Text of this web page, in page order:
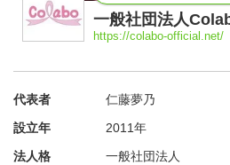
一般社団法人
https://colabo-official.net/
代表者
仁藤夢乃
設立年
2011年
法人格
一般社団法人